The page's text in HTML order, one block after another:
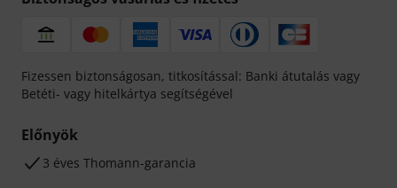
Fizessen biztonságosan, titkosítással: Banki átutalás vagy
Betéti- vagy hitelkártya segítségével
Előnyök
3 éves Thomann-garancia